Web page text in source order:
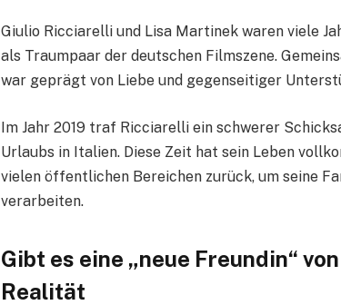
Giulio Ricciarelli und Lisa Martinek waren viele
als Traumpaar der deutschen Filmszene.
war geprägt von Liebe und gegenseitiger
Im Jahr 2019 traf Ricciarelli ein schwerer
Urlaubs in Italien. Diese Zeit hat sein Leben
vielen öffentlichen Bereichen zurück, um seine
verarbeiten.
Gibt es eine „neue Freundin“
Realität